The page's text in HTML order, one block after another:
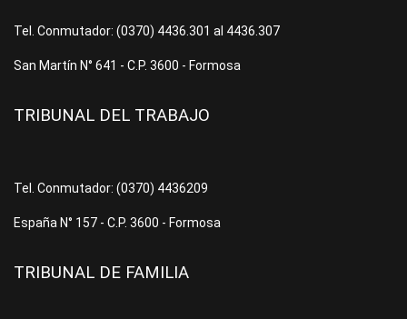
Tel. Conmutador: (0370) 4436.301 al 4436.307
San Martín N° 641 - C.P. 3600 - Formosa
TRIBUNAL DEL TRABAJO
Tel. Conmutador: (0370) 4436209
España N° 157 - C.P. 3600 - Formosa
TRIBUNAL DE FAMILIA